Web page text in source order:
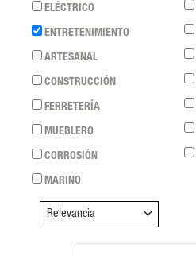
ELÉCTRICO
ENTRETENIMIENTO
ARTESANAL
CONSTRUCCIÓN
FERRETERÍA
MUEBLERO
CORROSIÓN
MARINO